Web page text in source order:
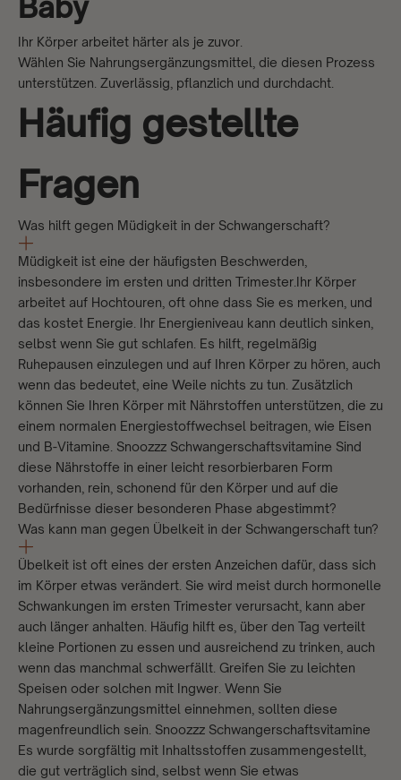
Baby
Ihr Körper arbeitet härter als je zuvor.
Wählen Sie Nahrungsergänzungsmittel, die diesen Prozess
unterstützen. Zuverlässig, pflanzlich und durchdacht.
Häufig gestellte
Fragen
Was hilft gegen Müdigkeit in der Schwangerschaft?
Müdigkeit ist eine der häufigsten Beschwerden,
insbesondere im ersten und dritten Trimester.Ihr Körper
arbeitet auf Hochtouren, oft ohne dass Sie es merken, und
das kostet Energie. Ihr Energieniveau kann deutlich sinken,
selbst wenn Sie gut schlafen. Es hilft, regelmäßig
Ruhepausen einzulegen und auf Ihren Körper zu hören, auch
wenn das bedeutet, eine Weile nichts zu tun. Zusätzlich
können Sie Ihren Körper mit Nährstoffen unterstützen, die zu
einem normalen Energiestoffwechsel beitragen, wie Eisen
und B-Vitamine. Snoozzz Schwangerschaftsvitamine Sind
diese Nährstoffe in einer leicht resorbierbaren Form
vorhanden, rein, schonend für den Körper und auf die
Bedürfnisse dieser besonderen Phase abgestimmt?
Was kann man gegen Übelkeit in der Schwangerschaft tun?
Übelkeit ist oft eines der ersten Anzeichen dafür, dass sich
im Körper etwas verändert. Sie wird meist durch hormonelle
Schwankungen im ersten Trimester verursacht, kann aber
auch länger anhalten. Häufig hilft es, über den Tag verteilt
kleine Portionen zu essen und ausreichend zu trinken, auch
wenn das manchmal schwerfällt. Greifen Sie zu leichten
Speisen oder solchen mit Ingwer. Wenn Sie
Nahrungsergänzungsmittel einnehmen, sollten diese
magenfreundlich sein. Snoozzz Schwangerschaftsvitamine
Es wurde sorgfältig mit Inhaltsstoffen zusammengestellt,
die gut verträglich sind, selbst wenn Sie etwas